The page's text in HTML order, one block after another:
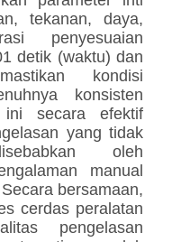
tekanan, daya,
penyesuaian
detik (waktu) dan
kondisi
konsisten
secara efektif
yang tidak
oleh
manual
bersamaan,
cerdas peralatan
pengelasan